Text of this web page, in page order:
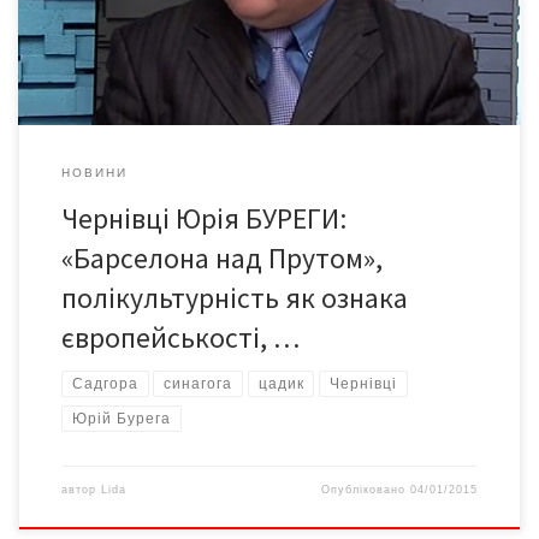
будував свій маленький бізнес, тут вирішив від нього
відмовитися і служити громаді, тут виростив своїх […]
НОВИНИ
Чернівці Юрія БУРЕГИ:
«Барселона над Прутом»,
полікультурність як ознака
європейськості, …
Садгора синагога цадик Чернівці
Юрій Бурега
автор Lida Опубліковано04/01/2015